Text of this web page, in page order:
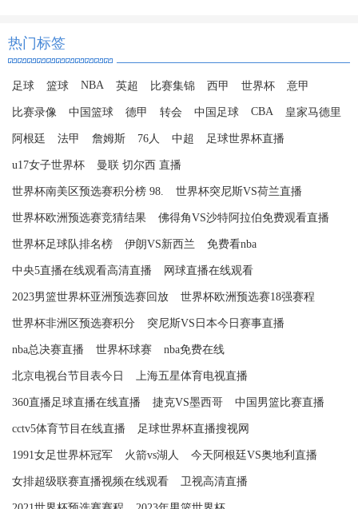
热门标签
足球 篮球 NBA 英超 比赛集锦 西甲 世界杯 意甲
比赛录像 中国篮球 德甲 转会 中国足球 CBA 皇家马德里
阿根廷 法甲 詹姆斯 76人 中超 足球世界杯直播
u17女子世界杯 曼联 切尔西 直播
世界杯南美区预选赛积分榜 98. 世界杯突尼斯VS荷兰直播
世界杯欧洲预选赛竞猜结果 佛得角VS沙特阿拉伯免费观看直播
世界杯足球队排名榜 伊朗VS新西兰 免费看nba
中央5直播在线观看高清直播 网球直播在线观看
2023男篮世界杯亚洲预选赛回放 世界杯欧洲预选赛18强赛程
世界杯非洲区预选赛积分 突尼斯VS日本今日赛事直播
nba总决赛直播 世界杯球赛 nba免费在线
北京电视台节目表今日 上海五星体育电视直播
360直播足球直播在线直播 捷克VS墨西哥 中国男篮比赛直播
cctv5体育节目在线直播 足球世界杯直播搜视网
1991女足世界杯冠军 火箭vs湖人 今天阿根廷VS奥地利直播
女排超级联赛直播视频在线观看 卫视高清直播